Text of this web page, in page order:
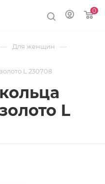
0
— Для женщин —
L 230708
L